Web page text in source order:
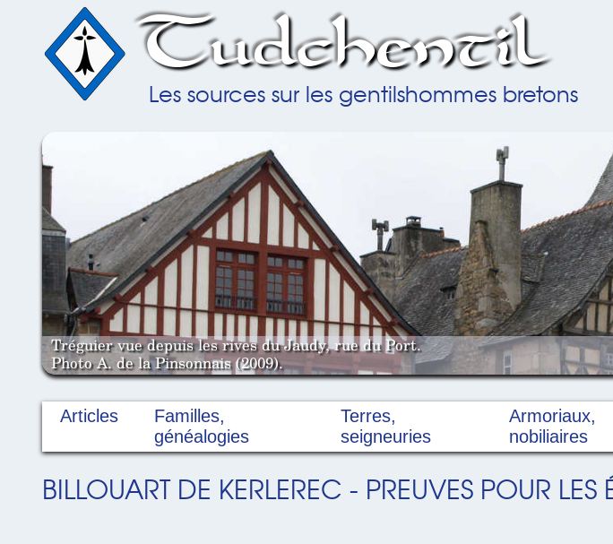
Tudchentil
Les sources sur les gentilshommes bretons
Tréguier vue depuis les rives du Jaudy, rue du Port.
Photo A. de la Pinsonnais (2009).
Articles
Familles,
généalogies
Terres,
seigneuries
Armoriaux,
nobiliaires
BILLOUART DE KERLEREC - PREUVES POUR